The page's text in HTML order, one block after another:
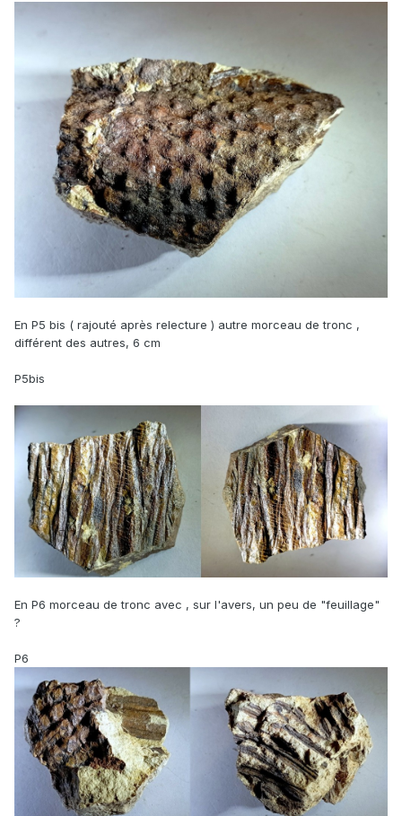
En P5 bis ( rajouté après relecture ) autre morceau de tronc ,
différent des autres, 6 cm
P5bis
En P6 morceau de tronc avec , sur l'avers, un peu de "feuillage"
?
P6